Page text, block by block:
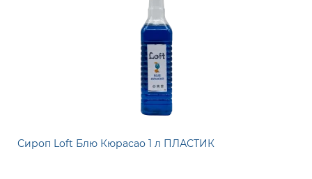
Сироп Loft Блю Кюрасао 1 л ПЛАСТИК